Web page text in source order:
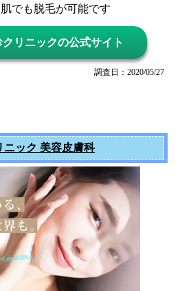
でも脱毛が可能です
リニックの公式サイト
調査日：2020/05/27
ニック 美容皮膚科